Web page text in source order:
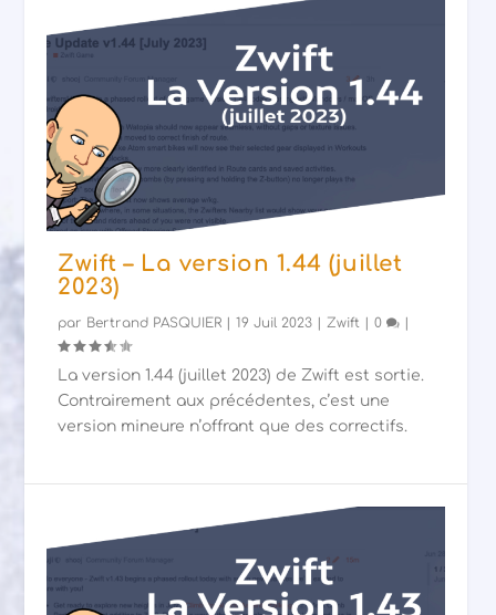
Zwift – La version 1.44 (juillet
2023)
par Bertrand PASQUIER |19 Juil 2023 |Zwift |0
La version 1.44 (juillet 2023) de Zwift est sortie.
Contrairement aux précédentes, c’est une
version mineure n’offrant que des correctifs.